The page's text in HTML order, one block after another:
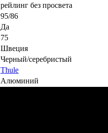
рейлинг без просвета
95/86
Да
75
Швеция
Черный/серебристый
Thule
Алюминий